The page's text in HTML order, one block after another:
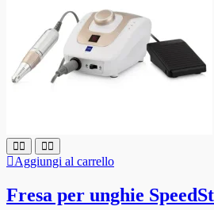
Aggiungi al carrello
Fresa per unghie